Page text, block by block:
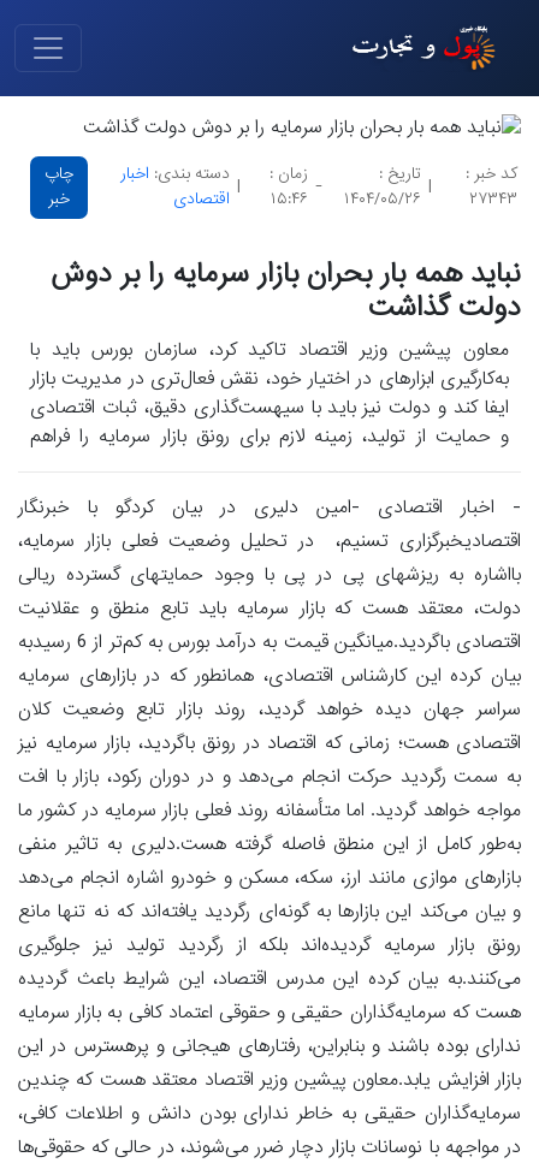
کد خبر :
۲۷۳۴۳
|
تاریخ :
۱۴۰۴/۰۵/۲۶
-
زمان :
۱۵:۴۶
|
دسته بندی: اخبار
اقتصادی
چاپ
خبر
نباید همه بار بحران بازار سرمایه را بر دوش
دولت گذاشت
معاون پیشین وزیر اقتصاد تاکید کرد، سازمان بورس باید با
به‌کارگیری ابزارهای در اختیار خود، نقش فعال‌تری در مدیریت بازار
ایفا کند و دولت نیز باید با سیهست‌گذاری دقیق، ثبات اقتصادی
و حمایت از تولید، زمینه لازم برای رونق بازار سرمایه را فراهم
- اخبار اقتصادی -امین دلیری در بیان کردگو با خبرنگار
اقتصادیخبرگزاری تسنیم، در تحلیل وضعیت فعلی بازار سرمایه،
بااشاره به ریزشهای پی در پی با وجود حمایتهای گسترده ریالی
دولت، معتقد هست که بازار سرمایه باید تابع منطق و عقلانیت
اقتصادی باگردید.میانگین قیمت به درآمد بورس به کم‌تر از 6 رسیدبه
بیان کرده این کارشناس اقتصادی، همانطور که در بازارهای سرمایه
سراسر جهان دیده خواهد گردید، روند بازار تابع وضعیت کلان
اقتصادی هست؛ زمانی که اقتصاد در رونق باگردید، بازار سرمایه نیز
به سمت رگردید حرکت انجام می‌دهد و در دوران رکود، بازار با افت
مواجه خواهد گردید. اما متأسفانه روند فعلی بازار سرمایه در کشور ما
به‌طور کامل از این منطق فاصله گرفته هست.دلیری به تاثیر منفی
بازارهای موازی مانند ارز، سکه، مسکن و خودرو اشاره انجام می‌دهد
و بیان می‌کند این بازارها به گونه‌ای رگردید یافته‌اند که نه تنها مانع
رونق بازار سرمایه گردیده‌اند بلکه از رگردید تولید نیز جلوگیری
می‌کنند.به بیان کرده این مدرس اقتصاد، این شرایط باعث گردیده
هست که سرمایه‌گذاران حقیقی و حقوقی اعتماد کافی به بازار سرمایه
ندارای بوده باشند و بنابراین، رفتارهای هیجانی و پرهسترس در این
بازار افزایش یابد.معاون پیشین وزیر اقتصاد معتقد هست که چندین
سرمایه‌گذاران حقیقی به خاطر ندارای بودن دانش و اطلاعات کافی،
در مواجهه با نوسانات بازار دچار ضرر می‌شوند، در حالی که حقوقی‌ها